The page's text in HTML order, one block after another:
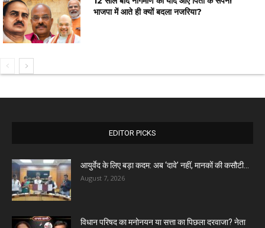
भाजपा में आते ही क्यों बदला नजरिया?
EDITOR PICKS
आयुर्वेद के लिए बड़ा कदम: अब ‘दावे’ नहीं, मानकों की कसौटी...
August 7, 2026
विधान परिषद का मनोनयन या सत्ता का पिछला दरवाजा? नेता